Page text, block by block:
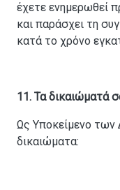
έχετε ενημερωθεί
και παράσχει τη
κατά το χρόνο
11. Τα δικαιώματά
Ως Υποκείμενο των
δικαιώματα: